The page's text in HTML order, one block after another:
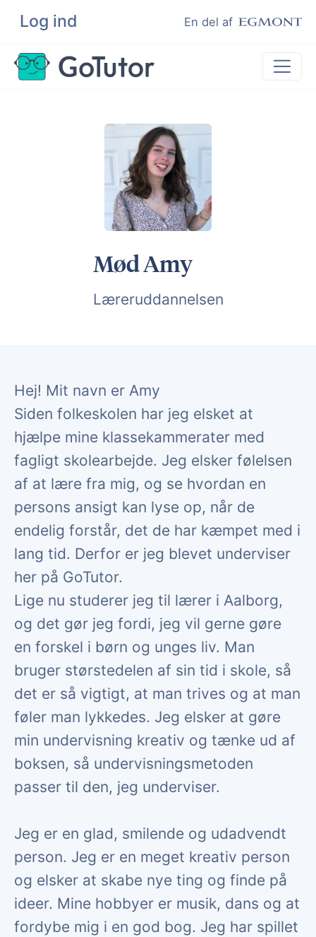
Log ind En del af
Søg
Lektiehjælp
Hjælp til ordblinde
Kundeudtalelser
Mød Amy
Læreruddannelsen
Hej! Mit navn er Amy
Siden folkeskolen har jeg elsket at
hjælpe mine klassekammerater med
fagligt skolearbejde. Jeg elsker følelsen
af at lære fra mig, og se hvordan en
persons ansigt kan lyse op, når de
endelig forstår, det de har kæmpet med i
lang tid. Derfor er jeg blevet underviser
her på GoTutor.
Lige nu studerer jeg til lærer i Aalborg,
og det gør jeg fordi, jeg vil gerne gøre
en forskel i børn og unges liv. Man
bruger størstedelen af sin tid i skole, så
det er så vigtigt, at man trives og at man
føler man lykkedes. Jeg elsker at gøre
min undervisning kreativ og tænke ud af
boksen, så undervisningsmetoden
passer til den, jeg underviser.
Jeg er en glad, smilende og udadvendt
person. Jeg er en meget kreativ person
og elsker at skabe nye ting og finde på
ideer. Mine hobbyer er musik, dans og at
fordybe mig i en god bog. Jeg har spillet